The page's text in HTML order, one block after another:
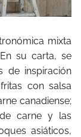
mixta
su carta, se
de inspiración
con salsa
canadiense;
carne y las
asiáticos,